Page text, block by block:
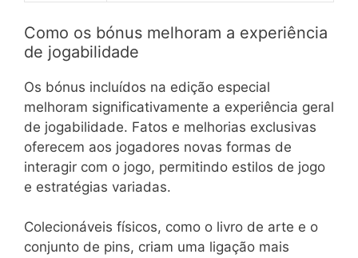
Como os bónus melhoram a experiência
de jogabilidade
Os bónus incluídos na edição especial
melhoram significativamente a experiência geral
de jogabilidade. Fatos e melhorias exclusivas
oferecem aos jogadores novas formas de
interagir com o jogo, permitindo estilos de jogo
e estratégias variadas.
Colecionáveis físicos, como o livro de arte e o
conjunto de pins, criam uma ligação mais